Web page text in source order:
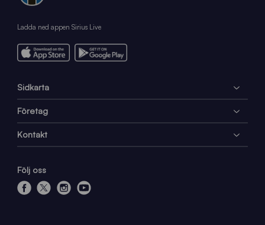
Ladda ned appen Sirius Live
Sidkarta
Företag
Kontakt
Följ oss
f
x
i
y